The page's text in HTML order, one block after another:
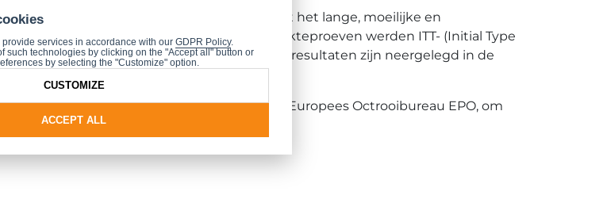
in het aanbod werd geïntroduceerd, heeft het lange, moeilijke en
Universiteit van Silezië. Naast de sterkteproeven werden ITT- (Initial Type
van de oplossing bevestigden en de resultaten zijn neergelegd in de
van ALUPROF die is gepatenteerd bij het Europees Octrooibureau EPO, om
beschermen.
services in accordance with our GDPR Policy.
such technologies by clicking on the "Accept all" button or
by selecting the "Customize" option.
ACCEPT ALL
CUSTOMIZE